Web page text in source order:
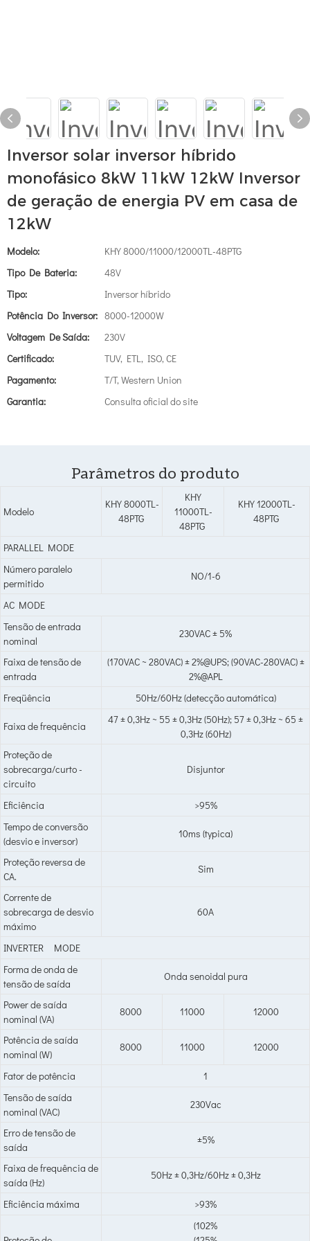
Inversor solar inversor híbrido
monofásico 8kW 11kW 12kW Inversor
de geração de energia PV em casa de
12kW
Modelo:
KHY 8000/11000/12000TL-48PTG
Tipo De Bateria:
48V
Tipo:
Inversor híbrido
Potência Do Inversor: 8000-12000W
Voltagem De Saída:
230V
Certificado:
TUV, ETL, ISO, CE
Pagamento:
T/T, Western Union
Garantia:
Consulta oficial do site
Parâmetros do produto
Modelo
KHY 8000TL-
48PTG
KHY
11000TL-
48PTG
KHY 12000TL-
48PTG
PARALLEL MODE
Número paralelo
permitido
NO/1-6
AC MODE
Tensão de entrada
nominal
230VAC ± 5%
Faixa de tensão de
entrada
(170VAC ~ 280VAC) ± 2%@UPS; (90VAC-280VAC) ±
2%@APL
Freqüência
50Hz/60Hz (detecção automática)
Faixa de frequência
47 ± 0,3Hz ~ 55 ± 0,3Hz (50Hz); 57 ± 0,3Hz ~ 65 ±
0,3Hz (60Hz)
Proteção de
sobrecarga/curto -
circuito
Disjuntor
Eficiência
>95%
Tempo de conversão
(desvio e inversor)
10ms (typica)
Proteção reversa de
CA.
Sim
Corrente de
sobrecarga de desvio
máximo
60A
INVERTER MODE
Forma de onda de
tensão de saída
Onda senoidal pura
Power de saída
nominal (VA)
8000 11000 12000
Potência de saída
nominal (W)
8000 11000 12000
Fator de potência
1
Tensão de saída
nominal (VAC)
230Vac
Erro de tensão de
saída
±5%
Faixa de frequência de
saída (Hz)
50Hz ± 0,3Hz/60Hz ± 0,3Hz
Eficiência máxima >93%
(102%